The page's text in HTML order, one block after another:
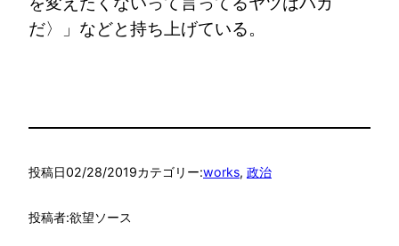
だ〉」などと持ち上げている。
投稿日02/28/2019カテゴリー:works, 政治
投稿者:欲望ソース